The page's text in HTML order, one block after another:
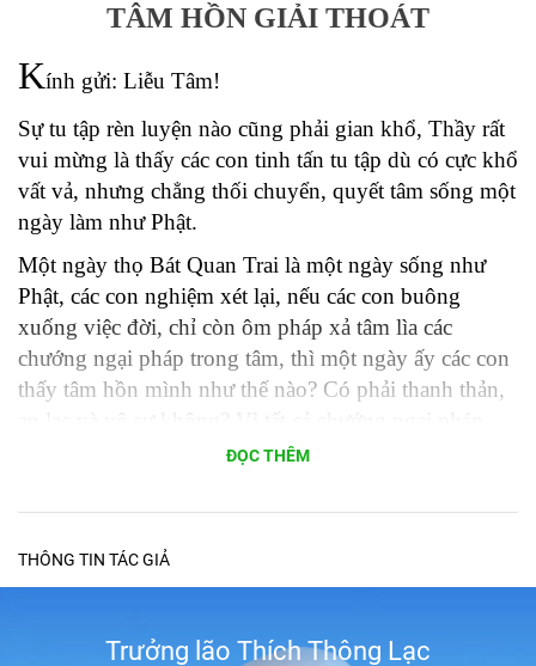
TÂM HỒN GIẢI THOÁT
Kính gửi: Liễu Tâm!
Sự tu tập rèn luyện nào cũng phải gian khổ, Thầy rất
vui mừng là thấy các con tinh tấn tu tập dù có cực khổ
vất vả, nhưng chẳng thối chuyển, quyết tâm sống một
ngày làm như Phật.
Một ngày thọ Bát Quan Trai là một ngày sống như
Phật, các con nghiệm xét lại, nếu các con buông
xuống việc đời, chỉ còn ôm pháp xả tâm lìa các
chướng ngại pháp trong tâm, thì một ngày ấy các con
thấy tâm hồn mình như thế nào? Có phải thanh thản,
được các con đẩy lùi thì trong tâm các con có thấy an
ạ!
Nếu không tu thì thôi, mà đã tu thì sẽ thấy sự giải
thoát ngay liền.
ĐỌC THÊM
THÔNG TIN TÁC GIẢ
Trưởng lão Thích Thông Lạc